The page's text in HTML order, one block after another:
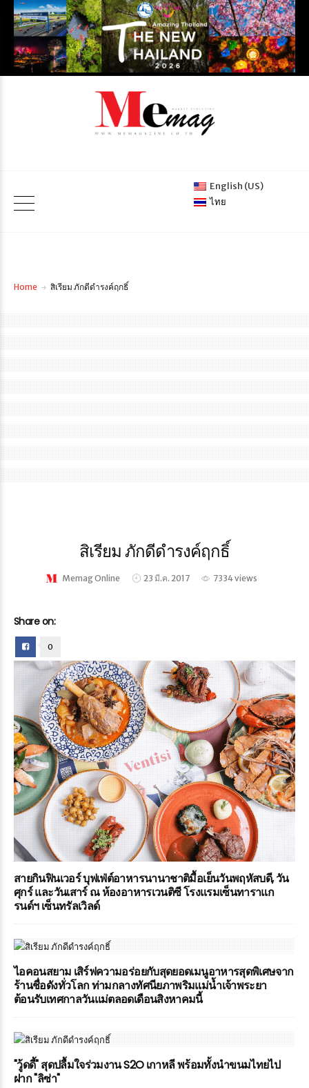
English (US)
ไทย
Home สิเรียม ภักดีดำรงค์ฤกธิ์
สิเรียม ภักดีดำรงค์ฤกธิ์
Memag Online 23 มี.ค. 2017 7334 views
Share on:
0
สายกินฟินเวอร์ บุฟเฟ่ต์อาหารนานาชาติมื้อเย็นวันพฤหัสบดี, วัน
ศุกร์ และวันเสาร์ ณ ห้องอาหารเวนติซี โรงแรมเซ็นทาราแก
รนด์ฯ เซ็นทรัลเวิลด์
ไอคอนสยาม เสิร์ฟความอร่อยกับสุดยอดเมนูอาหารสุดพิเศษจาก
ร้านชื่อดังทั่วโลก ท่ามกลางทัศนียภาพริมแม่น้ำเจ้าพระยา
ต้อนรับเทศกาลวันแม่ตลอดเดือนสิงหาคมนี้
"วู้ดดี้" สุดปลื้มใจร่วมงาน S2O เกาหลี พร้อมทั้งนำขนมไทยไป
ฝาก "ลิซ่า"